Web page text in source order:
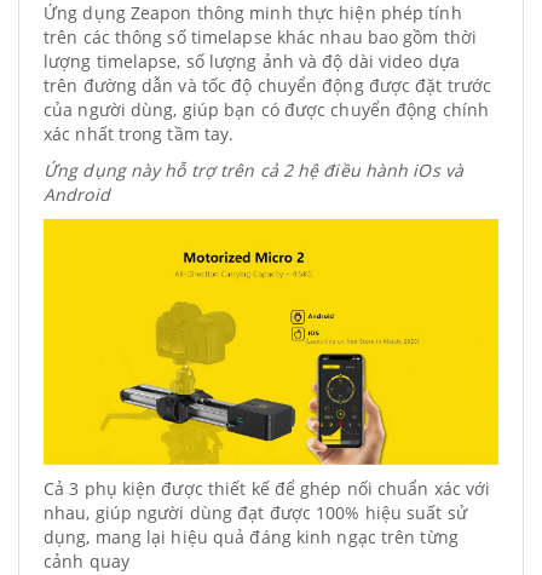
Ứng dụng Zeapon thông minh thực hiện phép tính
trên các thông số timelapse khác nhau bao gồm thời
lượng timelapse, số lượng ảnh và độ dài video dựa
trên đường dẫn và tốc độ chuyển động được đặt trước
của người dùng, giúp bạn có được chuyển động chính
xác nhất trong tầm tay.
Ứng dụng này hỗ trợ trên cả 2 hệ điều hành iOs và
Android
Cả 3 phụ kiện được thiết kế để ghép nối chuẩn xác với
nhau, giúp người dùng đạt được 100% hiệu suất sử
dụng, mang lại hiệu quả đáng kinh ngạc trên từng
cảnh quay